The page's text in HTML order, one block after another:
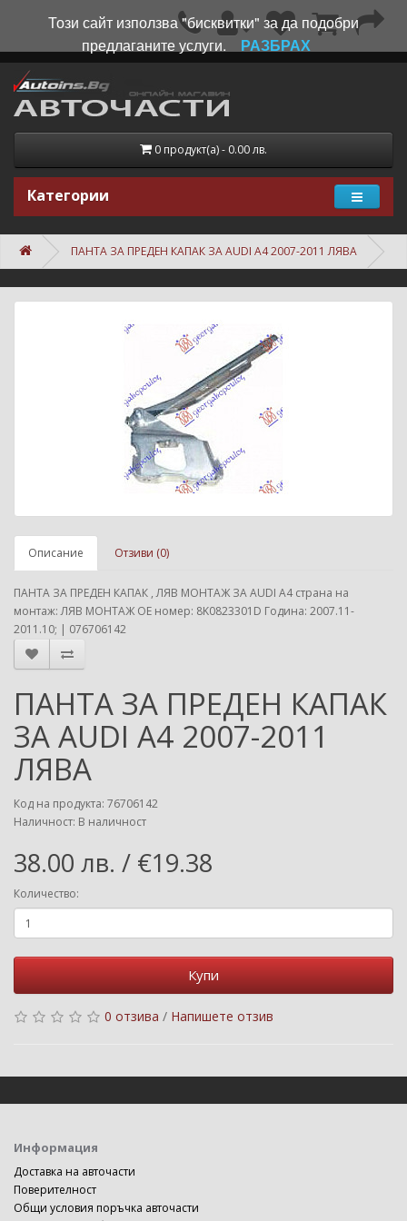
0 продукт(а) - 0.00 лв.
Категории
ПАНТА ЗА ПРЕДЕН КАПАК ЗА AUDI A4 2007-2011 ЛЯВА
Описание Отзиви (0)
ПАНТА ЗА ПРЕДЕН КАПАК , ЛЯВ МОНТАЖ ЗА AUDI A4 страна на
монтаж: ЛЯВ МОНТАЖ ОЕ номер: 8K0823301D Година: 2007.11-
2011.10; | 076706142
ПАНТА ЗА ПРЕДЕН КАПАК
ЗА AUDI A4 2007-2011
ЛЯВА
Код на продукта: 76706142
Наличност: В наличност
38.00 лв. / €19.38
Количество:
Купи
0 отзива / Напишете отзив
Информация
Доставка на авточасти
Поверителност
Общи условия поръчка авточасти
Този сайт използва "бисквитки" за да подобри
предлаганите услуги.
РАЗБРАХ